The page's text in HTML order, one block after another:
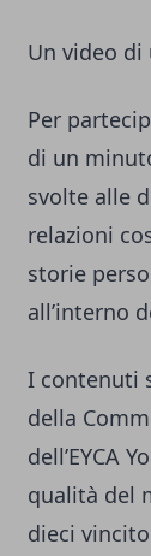
Un video
Per
di un
svolte alle
relazioni
storie
all’interno
I contenuti
della
dell’EYCA
qualità del
dieci